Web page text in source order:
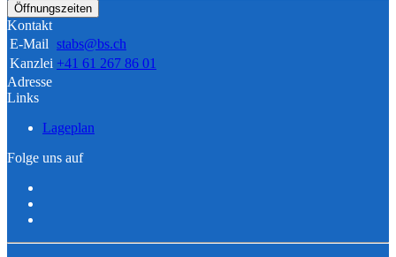
Öffnungszeiten
Kontakt
E-Mail stabs@bs.ch
Kanzlei +41 61 267 86 01
Adresse
Links
Lageplan
Folge uns auf